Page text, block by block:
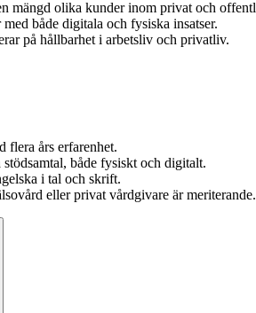
mängd olika kunder inom privat och
både digitala och fysiska insatser.
på hållbarhet i arbetsliv och privatliv.
flera års erfarenhet.
både fysiskt och digitalt.
i tal och skrift.
eller privat vårdgivare är meriterande.